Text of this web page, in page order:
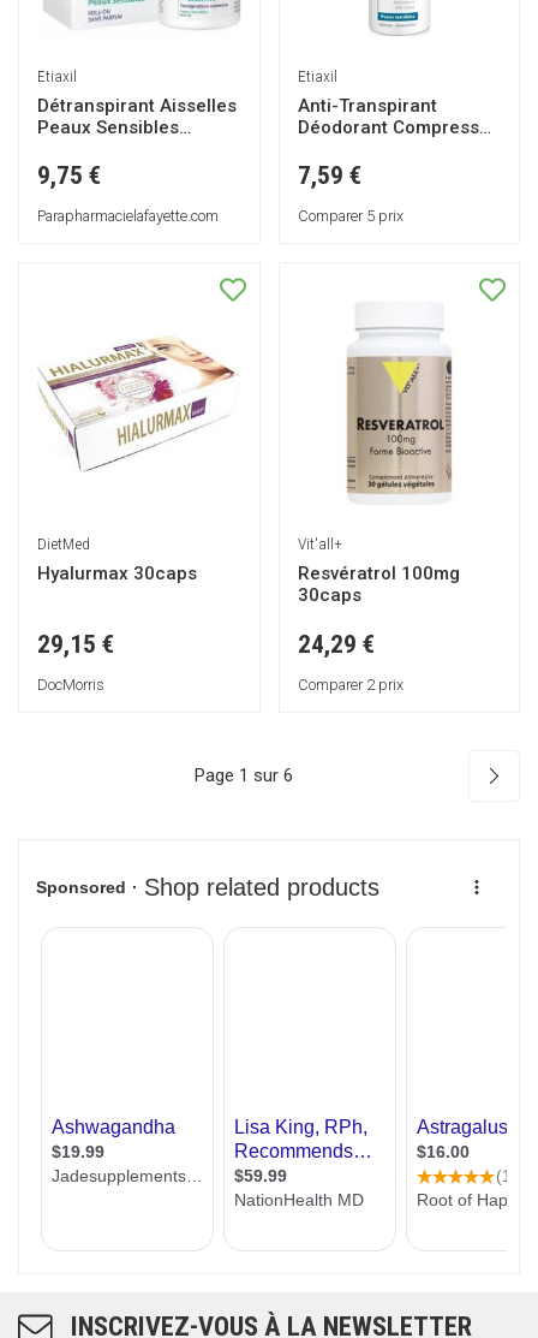
Etiaxil
Détranspirant Aisselles
Peaux Sensibles
Roll-On 15 ml - Flacon-
Bille 15 ml
9,75 €
Parapharmacielafayette.com
Etiaxil
Anti-Transpirant
Déodorant Compressé
7,59 €
Comparer 5 prix
DietMed
Hyalurmax 30caps
29,15 €
DocMorris
Vit'all+
Resvératrol 100mg
30caps
24,29 €
Comparer 2 prix
Page 1 sur 6
INSCRIVEZ-VOUS À LA NEWSLETTER